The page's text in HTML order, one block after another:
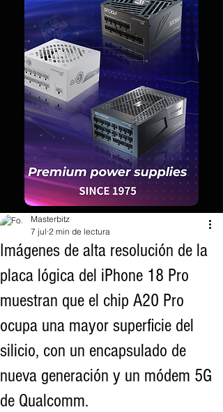
Imágenes de alta resolución de la
placa lógica del iPhone 18 Pro
muestran que el chip A20 Pro
ocupa una mayor superficie del
silicio, con un encapsulado de
nueva generación y un módem 5G
de Qualcomm.
Masterbitz
7 jul 2 min de lectura